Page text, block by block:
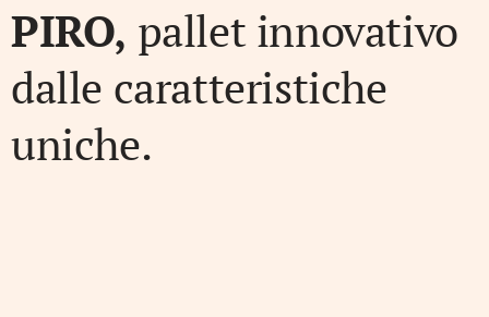
PIRO, pallet innovativo
dalle caratteristiche
uniche.